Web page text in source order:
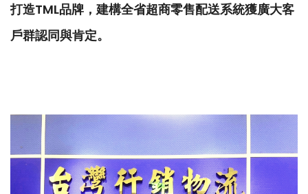
打造TML品牌，建構全省超商零售配送系統獲廣大客
戶群認同與肯定。